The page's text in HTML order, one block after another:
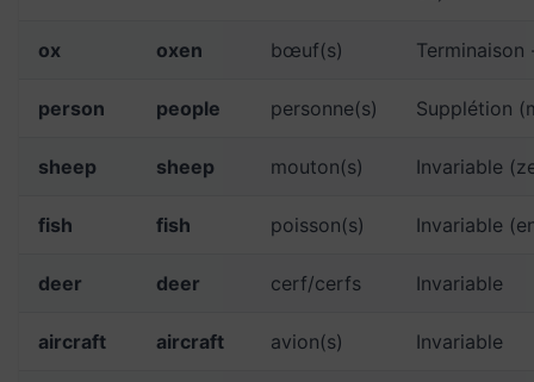
ox oxen bœuf(s) Terminaison
person people personne(s) Supplétion
sheep sheep mouton(s) Invariable
fish fish poisson(s) Invariable
deer deer cerf/cerfs Invariable
aircraft aircraft avion(s) Invariable